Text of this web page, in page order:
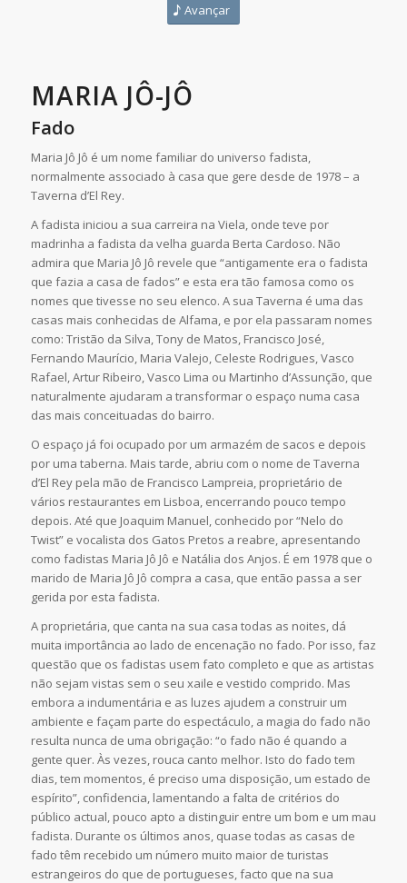
Avançar
MARIA JÔ-JÔ
Fado
Maria Jô Jô é um nome familiar do universo fadista,
normalmente associado à casa que gere desde de 1978 – a
Taverna d’El Rey.
A fadista iniciou a sua carreira na Viela, onde teve por
madrinha a fadista da velha guarda Berta Cardoso. Não
admira que Maria Jô Jô revele que “antigamente era o fadista
que fazia a casa de fados” e esta era tão famosa como os
nomes que tivesse no seu elenco. A sua Taverna é uma das
casas mais conhecidas de Alfama, e por ela passaram nomes
como: Tristão da Silva, Tony de Matos, Francisco José,
Fernando Maurício, Maria Valejo, Celeste Rodrigues, Vasco
Rafael, Artur Ribeiro, Vasco Lima ou Martinho d’Assunção, que
naturalmente ajudaram a transformar o espaço numa casa
das mais conceituadas do bairro.
O espaço já foi ocupado por um armazém de sacos e depois
por uma taberna. Mais tarde, abriu com o nome de Taverna
d’El Rey pela mão de Francisco Lampreia, proprietário de
vários restaurantes em Lisboa, encerrando pouco tempo
depois. Até que Joaquim Manuel, conhecido por “Nelo do
Twist” e vocalista dos Gatos Pretos a reabre, apresentando
como fadistas Maria Jô Jô e Natália dos Anjos. É em 1978 que o
marido de Maria Jô Jô compra a casa, que então passa a ser
gerida por esta fadista.
A proprietária, que canta na sua casa todas as noites, dá
muita importância ao lado de encenação no fado. Por isso, faz
questão que os fadistas usem fato completo e que as artistas
não sejam vistas sem o seu xaile e vestido comprido. Mas
embora a indumentária e as luzes ajudem a construir um
ambiente e façam parte do espectáculo, a magia do fado não
resulta nunca de uma obrigação: “o fado não é quando a
gente quer. Às vezes, rouca canto melhor. Isto do fado tem
dias, tem momentos, é preciso uma disposição, um estado de
espírito”, confidencia, lamentando a falta de critérios do
público actual, pouco apto a distinguir entre um bom e um mau
fadista. Durante os últimos anos, quase todas as casas de
fado têm recebido um número muito maior de turistas
estrangeiros do que de portugueses, facto que na sua